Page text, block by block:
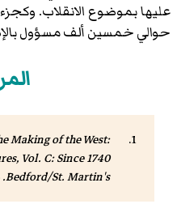
عليها بموضوع الانقلاب.
حوالي خمسين ألف مسؤول
Making of the West:
Vol. C: Since 1740
Bedford/St. Martin's. صفحة 846. .